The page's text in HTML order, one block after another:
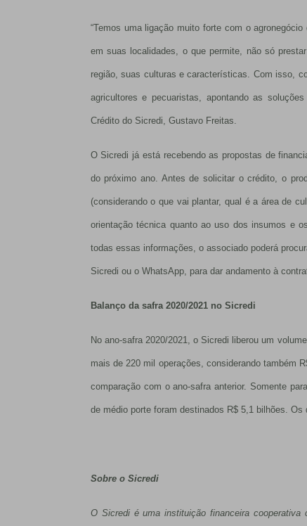
“Temos uma ligação muito forte com o
em suas localidades, o que permite, não só
região, suas culturas e características. Com isso,
agricultores e pecuaristas, apontando as
Crédito do Sicredi, Gustavo Freitas.
O Sicredi já está recebendo as propostas de
do próximo ano. Antes de solicitar o crédito, o
(considerando o que vai plantar, qual é a área de
orientação técnica quanto ao uso dos insumos e
todas essas informações, o associado poderá
Sicredi ou o WhatsApp, para dar andamento à
Balanço da safra 2020/2021 no Sicredi
No ano-safra 2020/2021, o Sicredi liberou um
mais de 220 mil operações, considerando também
comparação com o ano-safra anterior. Somente
de médio porte foram destinados R$ 5,1 bilhões.
Sobre o Sicredi
O Sicredi é uma instituição financeira